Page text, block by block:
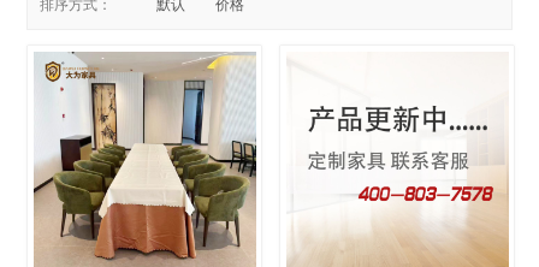
排序方式： 默认 价格